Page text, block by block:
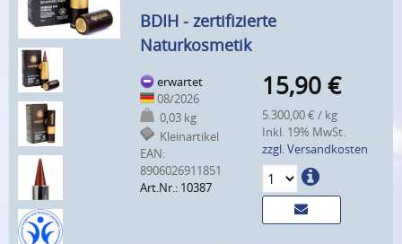
BDIH - zertifizierte
Naturkosmetik
erwartet
08/2026
0,03 kg
Kleinartikel
EAN:
8906026911851
Art.Nr.: 10387
15,90 €
5.300,00 € / kg
Inkl. 19% MwSt.
zzgl. Versandkosten